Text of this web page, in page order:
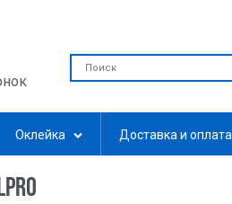
Оклейка Доставка и оплата